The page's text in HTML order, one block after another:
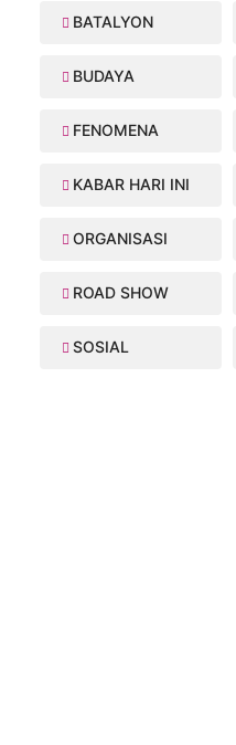
BATALYON
BUDAYA
FENOMENA
KABAR HARI INI
ORGANISASI
ROAD SHOW
SOSIAL